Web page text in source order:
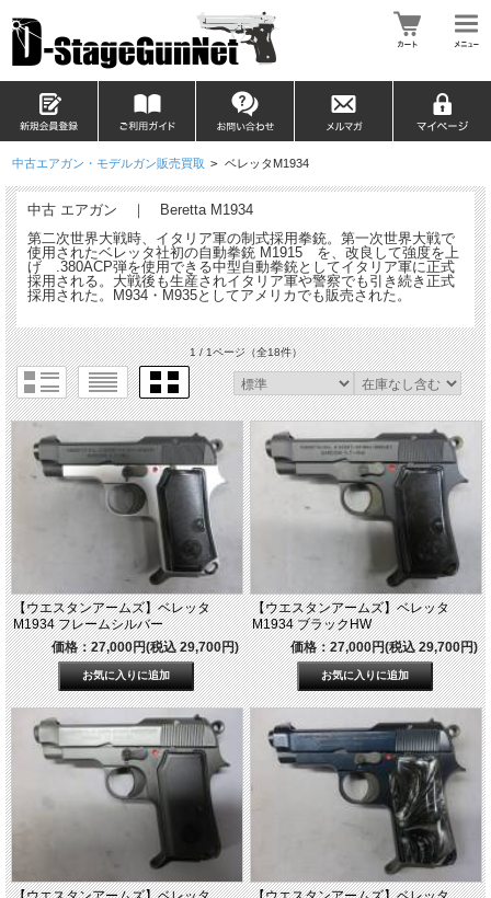
中古エアガン・モデルガン販売買取 > ベレッタM1934
中古 エアガン ｜ Beretta M1934
第二次世界大戦時、イタリア軍の制式採用拳銃。第一次世界大戦で
使用されたベレッタ社初の自動拳銃 M1915 を、改良して強度を上
げ .380ACP弾を使用できる中型自動拳銃としてイタリア軍に正式
採用される。大戦後も生産されイタリア軍や警察でも引き続き正式
採用された。M934・M935としてアメリカでも販売された。
1 / 1ページ（全18件）
【ウエスタンアームズ】ベレッタ
M1934 フレームシルバー
価格：27,000円(税込 29,700円)
【ウエスタンアームズ】ベレッタ
M1934 ブラックHW
価格：27,000円(税込 29,700円)